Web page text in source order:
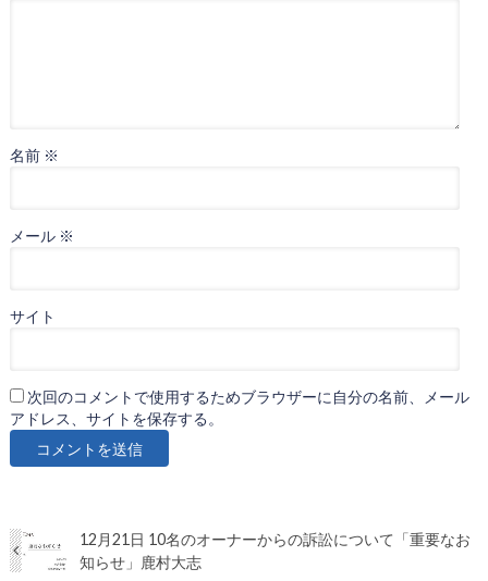
名前 ※
メール ※
サイト
次回のコメントで使用するためブラウザーに自分の名前、メール
アドレス、サイトを保存する。
12月21日 10名のオーナーからの訴訟について「重要なお
知らせ」鹿村大志